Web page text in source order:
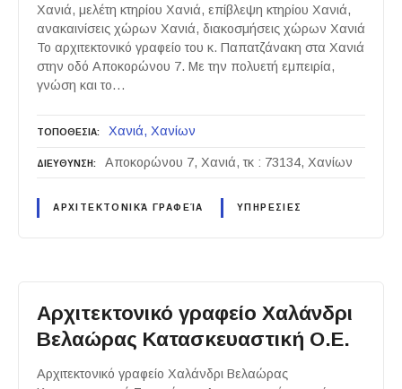
Χανιά, μελέτη κτηρίου Χανιά, επίβλεψη κτηρίου Χανιά,
ανακαινίσεις χώρων Χανιά, διακοσμήσεις χώρων Χανιά
Το αρχιτεκτονικό γραφείο του κ. Παπατζάνακη στα Χανιά
στην οδό Αποκορώνου 7. Με την πολυετή εμπειρία,
γνώση και το…
ΤΟΠΟΘΕΣΙΑ Χανιά Χανίων
ΔΙΕΥΘΥΝΣΗ Αποκορώνου 7, Χανιά, τκ : 73134, Χανίων
ΑΡΧΙΤΕΚΤΟΝΙΚΆ ΓΡΑΦΕΊΑ ΥΠΗΡΕΣΙΕΣ
Αρχιτεκτονικό γραφείο Χαλάνδρι
Βελαώρας Κατασκευαστική Ο.Ε.
Αρχιτεκτονικό γραφείο Χαλάνδρι Βελαώρας